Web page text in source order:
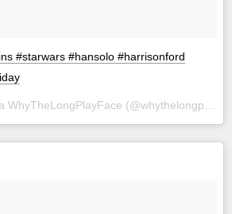
#starwars #hansolo #harrisonford